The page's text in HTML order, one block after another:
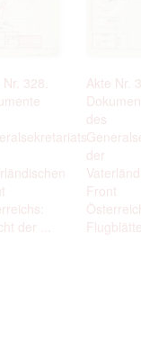
328.
der ...
Akte Nr.
des
der
Front